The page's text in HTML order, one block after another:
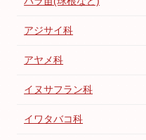
アジサイ科
アヤメ科
イヌサフラン科
イワタバコ科